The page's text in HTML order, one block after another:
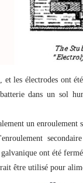
les électrodes ont
dans un sol
un enroulement
ont été
être utilisé pour